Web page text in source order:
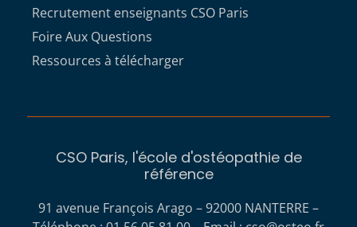
Recrutement enseignants CSO Paris
Foire Aux Questions
Ressources à télécharger
CSO Paris, l'école d'ostéopathie de
référence
91 avenue François Arago – 92000 NANTERRE –